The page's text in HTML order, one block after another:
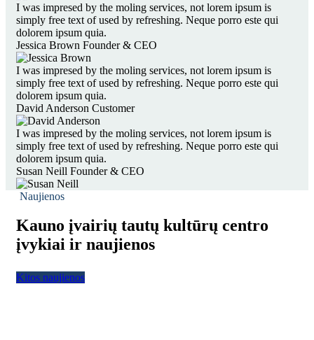
I was impresed by the moling services, not lorem ipsum is
simply free text of used by refreshing. Neque porro este qui
dolorem ipsum quia.
Jessica Brown Founder & CEO
I was impresed by the moling services, not lorem ipsum is
simply free text of used by refreshing. Neque porro este qui
dolorem ipsum quia.
David Anderson Customer
I was impresed by the moling services, not lorem ipsum is
simply free text of used by refreshing. Neque porro este qui
dolorem ipsum quia.
Susan Neill Founder & CEO
Naujienos
Kauno įvairių tautų kultūrų centro
įvykiai ir naujienos
Kitos naujienos